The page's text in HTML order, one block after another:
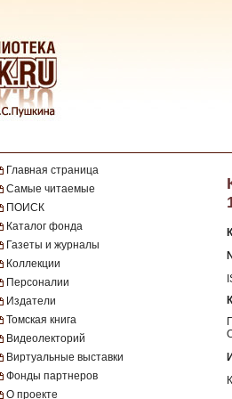
Главная страница
Самые читаемые
ПОИСК
Каталог фонда
Газеты и журналы
Коллекции
Персоналии
Издатели
Томская книга
Видеолекторий
Виртуальные выставки
Фонды партнеров
О проекте